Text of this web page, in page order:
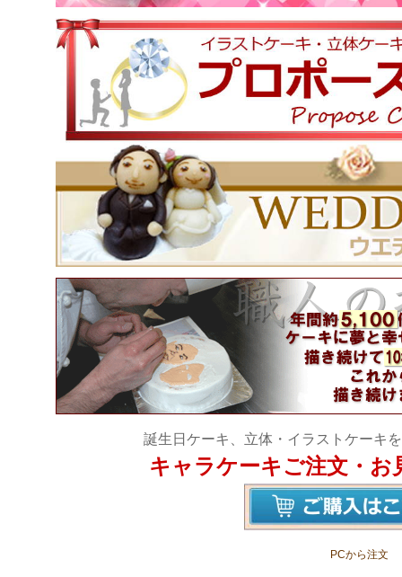
誕生日ケーキ、立体・イラストケーキ
キャラケーキご注文・お
PCから注文